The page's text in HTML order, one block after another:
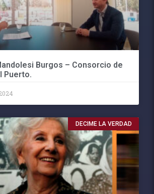
Burgos – Consorcio de
Puerto.
DECIME LA VERDAD